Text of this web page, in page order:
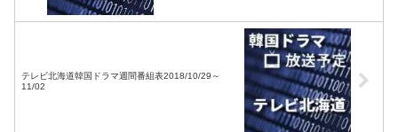
テレビ北海道韓国ドラマ週間番組表2018/10/29～
11/02